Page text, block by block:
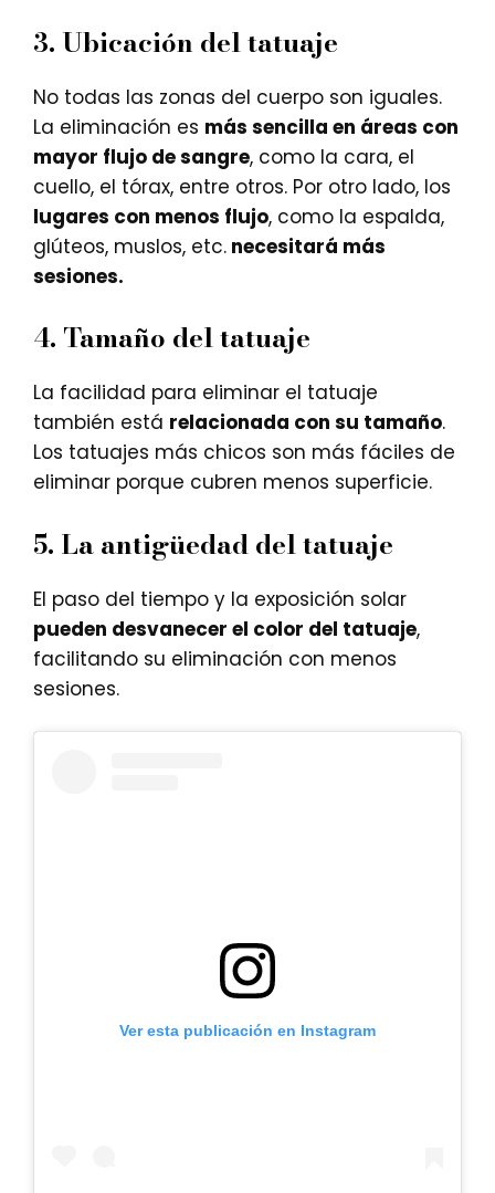
3. Ubicación del tatuaje
No todas las zonas del cuerpo son iguales.
La eliminación es más sencilla en áreas con
mayor flujo de sangre, como la cara, el
cuello, el tórax, entre otros. Por otro lado, los
lugares con menos flujo, como la espalda,
glúteos, muslos, etc. necesitará más
sesiones.
4. Tamaño del tatuaje
La facilidad para eliminar el tatuaje
también está relacionada con su tamaño.
Los tatuajes más chicos son más fáciles de
eliminar porque cubren menos superficie.
5. La antigüedad del tatuaje
El paso del tiempo y la exposición solar
pueden desvanecer el color del tatuaje,
facilitando su eliminación con menos
sesiones.
Ver esta publicación en Instagram